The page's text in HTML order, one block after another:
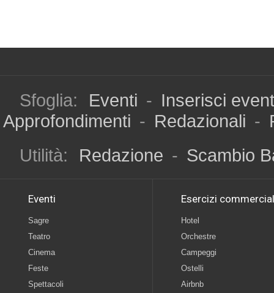
Sfoglia: Eventi - Inserisci
Approfondimenti - Redazionali -
Utilità:
Redazione - Scambio
Eventi
Sagre
Teatro
Cinema
Feste
Spettacoli
Esercizi
Hotel
Orchestre
Campeggi
Ostelli
Airbnb